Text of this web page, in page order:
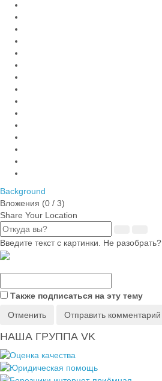
Background
Вложения (0 / 3)
Share Your Location
Введите текст с картинки. Не разобрать?
Также подписаться на эту тему
Отменить
Отправить комментарий
НАША ГРУППА VK